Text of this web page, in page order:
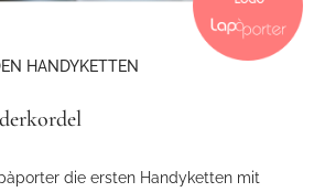
HANDYKETTEN
die ersten Handyketten mit